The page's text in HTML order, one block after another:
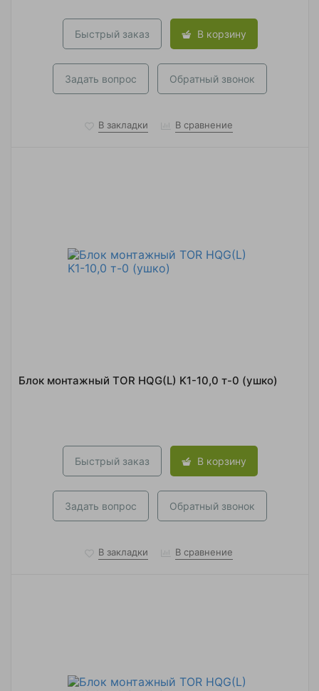
Быстрый заказ В корзину
Задать вопрос Обратный звонок
В закладки В сравнение
Блок монтажный TOR HQG(L) K1-10,0 т-0 (ушко)
Быстрый заказ В корзину
Задать вопрос Обратный звонок
В закладки В сравнение